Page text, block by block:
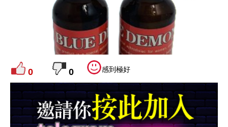
0 0 感到極好